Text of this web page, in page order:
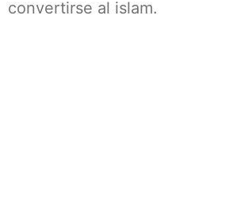
convertirse al islam.